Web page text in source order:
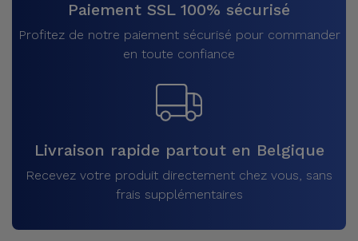
Paiement SSL 100% sécurisé
Profitez de notre paiement sécurisé pour commander
en toute confiance
Livraison rapide partout en Belgique
Recevez votre produit directement chez vous, sans
frais supplémentaires